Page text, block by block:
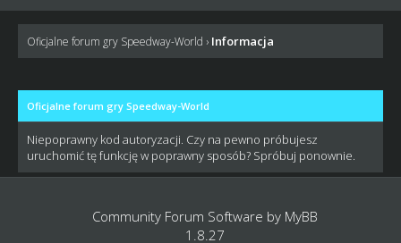
Oficjalne forum gry Speedway-World › Informacja
Oficjalne forum gry Speedway-World
Niepoprawny kod autoryzacji. Czy na pewno próbujesz
uruchomić tę funkcję w poprawny sposób? Spróbuj ponownie.
Community Forum Software by MyBB
1.8.27